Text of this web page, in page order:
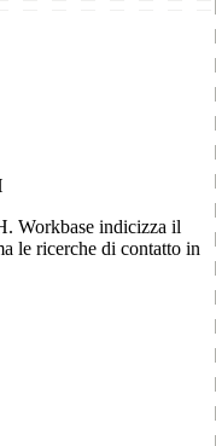
Workbase indicizza il
le ricerche di contatto in